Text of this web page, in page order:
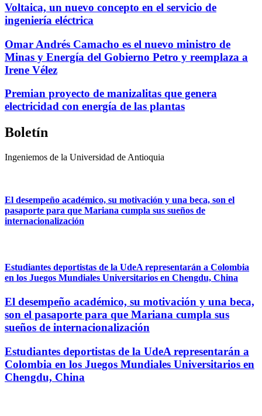
Voltaica, un nuevo concepto en el servicio de
ingeniería eléctrica
Omar Andrés Camacho es el nuevo ministro de
Minas y Energía del Gobierno Petro y reemplaza a
Irene Vélez
Premian proyecto de manizalitas que genera
electricidad con energía de las plantas
Boletín
Ingeniemos de la Universidad de Antioquia
El desempeño académico, su motivación y una beca, son el
pasaporte para que Mariana cumpla sus sueños de
internacionalización
Estudiantes deportistas de la UdeA representarán a Colombia
en los Juegos Mundiales Universitarios en Chengdu, China
El desempeño académico, su motivación y una beca,
son el pasaporte para que Mariana cumpla sus
sueños de internacionalización
Estudiantes deportistas de la UdeA representarán a
Colombia en los Juegos Mundiales Universitarios en
Chengdu, China